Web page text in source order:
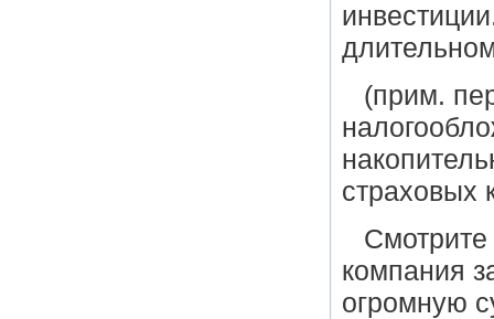
(прим.
страховых
компания
огромную